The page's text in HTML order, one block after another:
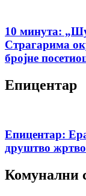
10 минута:
Страгарима
бројне
Епицентар
Епицентар:
друштво
Комунални